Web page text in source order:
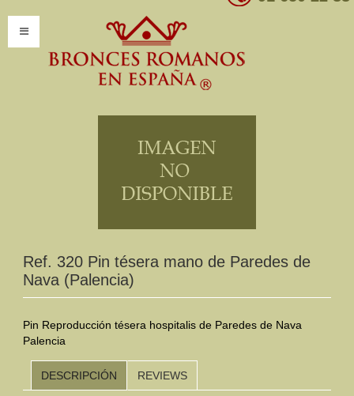
Presentación
CATÁLOGO
Catálogo Completo
Clasificaciones
Ref. 320 Pin tésera mano de Paredes de
Nava (Palencia)
Pin Reproducción tésera hospitalis de Paredes de Nava
Palencia
DESCRIPCIÓN REVIEWS